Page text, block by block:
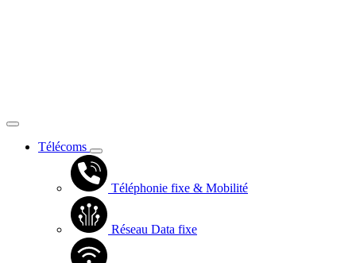
Télécoms
Téléphonie fixe & Mobilité
Réseau Data fixe